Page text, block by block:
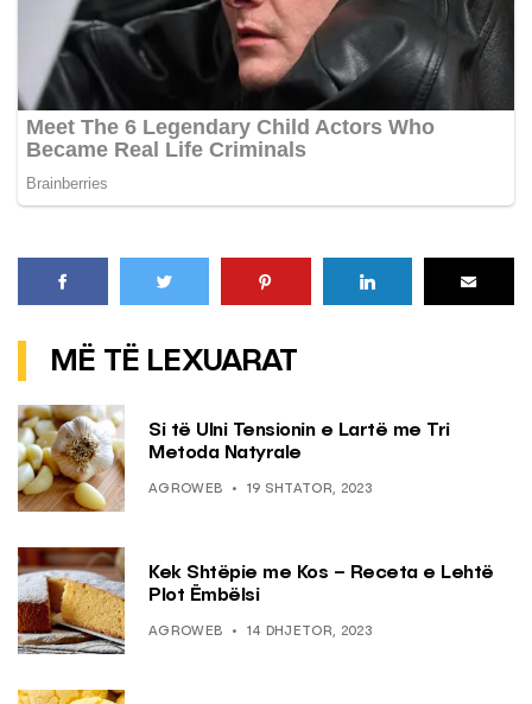
MË TË LEXUARAT
Si të Ulni Tensionin e Lartë me Tri
Metoda Natyrale
AGROWEB 19 SHTATOR, 2023
Kek Shtëpie me Kos – Receta e Lehtë
Plot Ëmbëlsi
AGROWEB 14 DHJETOR, 2023